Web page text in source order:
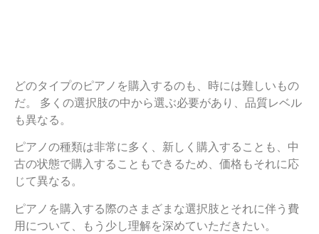
どのタイプのピアノを購入するのも、時には難しいもの
だ。 多くの選択肢の中から選ぶ必要があり、品質レベル
も異なる。
ピアノの種類は非常に多く、新しく購入することも、中
古の状態で購入することもできるため、価格もそれに応
じて異なる。
ピアノを購入する際のさまざまな選択肢とそれに伴う費
用について、もう少し理解を深めていただきたい。